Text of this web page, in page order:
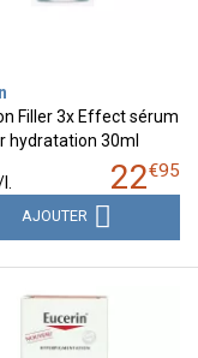
Filler 3x Effect sérum
hydratation 30ml
22€95
AJOUTER